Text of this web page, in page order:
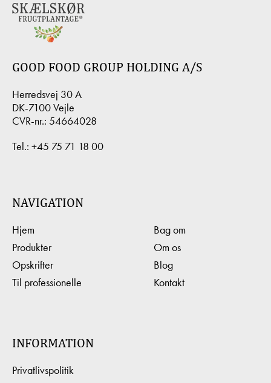
GOOD FOOD GROUP HOLDING A/S
Herredsvej 30 A
DK-7100 Vejle
CVR-nr.: 54664028
Tel.: +45 75 71 18 00
NAVIGATION
Hjem
Produkter
Opskrifter
Til professionelle
Bag om
Om os
Blog
Kontakt
INFORMATION
Privatlivspolitik